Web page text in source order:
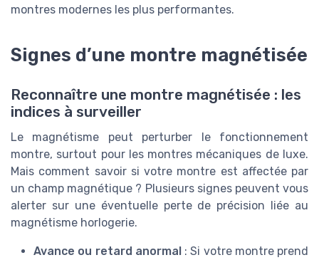
montres modernes les plus performantes.
Signes d’une montre magnétisée
Reconnaître une montre magnétisée : les
indices à surveiller
Le magnétisme peut perturber le fonctionnement
montre, surtout pour les montres mécaniques de luxe.
Mais comment savoir si votre montre est affectée par
un champ magnétique ? Plusieurs signes peuvent vous
alerter sur une éventuelle perte de précision liée au
magnétisme horlogerie.
Avance ou retard anormal: Si votre montre prend